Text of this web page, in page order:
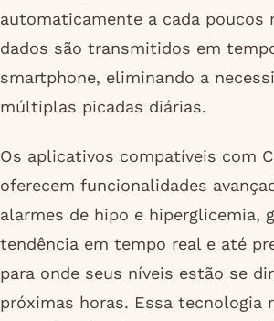
automaticamente a cada poucos
dados são transmitidos em
smartphone, eliminando a
múltiplas picadas diárias.
Os aplicativos compatíveis com
oferecem funcionalidades
alarmes de hipo e hiperglicemia,
tendência em tempo real e até
para onde seus níveis estão se
próximas horas. Essa tecnologia